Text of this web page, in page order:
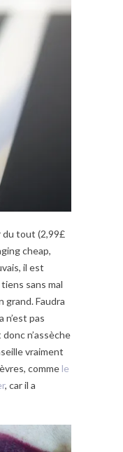
du tout (2,99£
cheap,
il est
sans mal
grand. Faudra
n’est pas
n’assèche
vraiment
comme le
, car il a